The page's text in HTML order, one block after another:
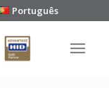
Português